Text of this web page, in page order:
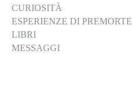
CURIOSITÀ
ESPERIENZE DI PREMORTE
LIBRI
MESSAGGI